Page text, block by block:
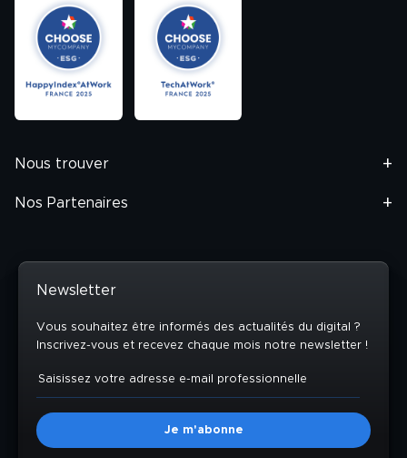
Nous trouver
Nos Partenaires
Newsletter
Vous souhaitez être informés des actualités du digital ?
Inscrivez-vous et recevez chaque mois notre newsletter !